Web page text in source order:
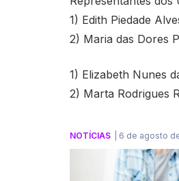
1) Edith Piedade
2) Maria das Dores
1) Elizabeth Nunes
2) Marta Rodrigues
NOTÍCIAS 6 de agosto